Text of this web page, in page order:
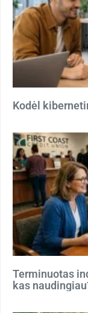
Kodėl
Terminuotas
kas